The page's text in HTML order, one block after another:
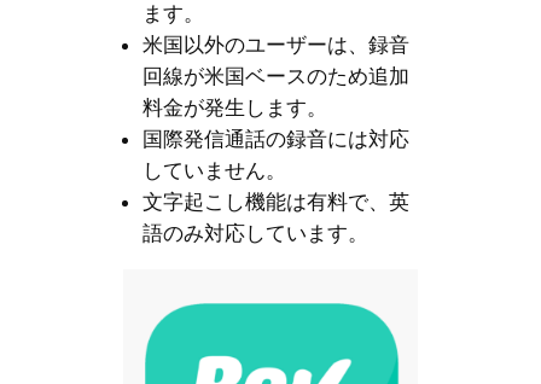
ます。
米国以外のユーザーは、録音
回線が米国ベースのため追加
料金が発生します。
国際発信通話の録音には対応
していません。
文字起こし機能は有料で、英
語のみ対応しています。